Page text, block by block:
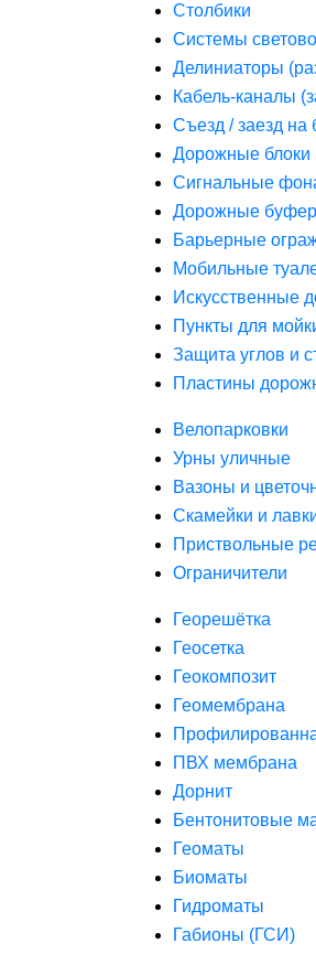
Столбики
Системы
Делиниаторы
Кабель-каналы
Съезд / заезд на
Дорожные блоки
Сигнальные
Дорожные
Барьерные
Мобильные
Искусственные
Пункты для
Защита углов и
Пластины
Велопарковки
Урны уличные
Вазоны и
Скамейки и
Приствольные
Ограничители
Георешётка
Геосетка
Геокомпозит
Геомембрана
ПВХ мембрана
Дорнит
Бентонитовые
Геоматы
Биоматы
Гидроматы
Габионы (ГСИ)